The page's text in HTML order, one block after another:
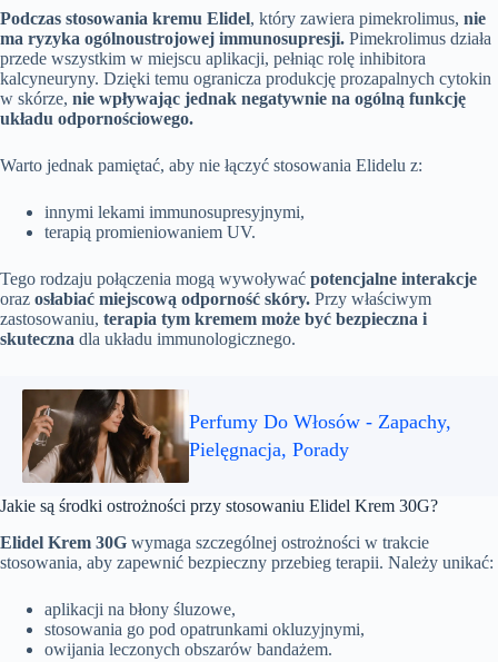
Podczas stosowania kremu Elidel, który zawiera pimekrolimus, nie
ma ryzyka ogólnoustrojowej immunosupresji. Pimekrolimus działa
przede wszystkim w miejscu aplikacji, pełniąc rolę inhibitora
kalcyneuryny. Dzięki temu ogranicza produkcję prozapalnych cytokin
w skórze, nie wpływając jednak negatywnie na ogólną funkcję
układu odpornościowego.
Warto jednak pamiętać, aby nie łączyć stosowania Elidelu z:
innymi lekami immunosupresyjnymi,
terapią promieniowaniem UV.
Tego rodzaju połączenia mogą wywoływać potencjalne interakcje
oraz osłabiać miejscową odporność skóry. Przy właściwym
zastosowaniu, terapia tym kremem może być bezpieczna i
skuteczna dla układu immunologicznego.
Perfumy Do Włosów - Zapachy,
Pielęgnacja, Porady
Jakie są środki ostrożności przy stosowaniu Elidel Krem 30G?
Elidel Krem 30G wymaga szczególnej ostrożności w trakcie
stosowania, aby zapewnić bezpieczny przebieg terapii. Należy unikać:
aplikacji na błony śluzowe,
stosowania go pod opatrunkami okluzyjnymi,
owijania leczonych obszarów bandażem.